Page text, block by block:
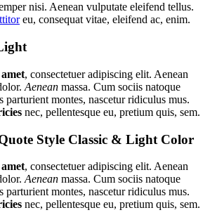
nisi. Aenean vulputate eleifend tellus.
eu, consequat vitae, eleifend ac, enim.
amet, consectetuer adipiscing elit. Aenean
Aenean massa. Cum sociis natoque
parturient montes, nascetur ridiculus mus.
nec, pellentesque eu, pretium quis, sem.
Style Classic & Light Color
amet, consectetuer adipiscing elit. Aenean
Aenean massa. Cum sociis natoque
parturient montes, nascetur ridiculus mus.
nec, pellentesque eu, pretium quis, sem.